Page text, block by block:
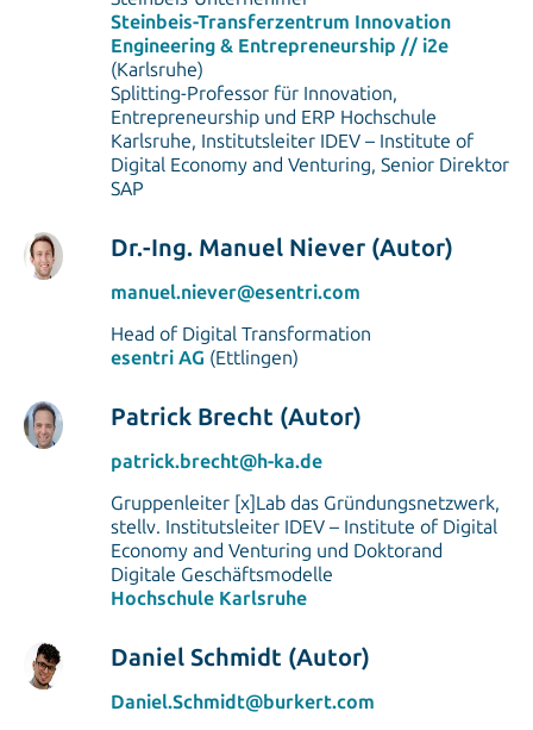
Steinbeis-Transferzentrum Innovation
Engineering & Entrepreneurship // i2e
(Karlsruhe)
Splitting-Professor für Innovation,
Entrepreneurship und ERP Hochschule
Karlsruhe, Institutsleiter IDEV – Institute of
Digital Economy and Venturing, Senior Direktor
SAP
Dr.-Ing. Manuel Niever (Autor)
manuel.niever@esentri.com
Head of Digital Transformation
esentri AG (Ettlingen)
Patrick Brecht (Autor)
patrick.brecht@h-ka.de
Gruppenleiter [x]Lab das Gründungsnetzwerk,
stellv. Institutsleiter IDEV – Institute of Digital
Economy and Venturing und Doktorand
Digitale Geschäftsmodelle
Hochschule Karlsruhe
Daniel Schmidt (Autor)
Daniel.Schmidt@burkert.com